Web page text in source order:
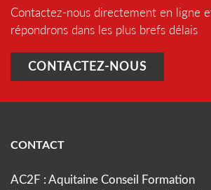
Contactez-nous directement en ligne
répondrons dans les plus brefs délais
CONTACTEZ-NOUS
CONTACT
AC2F : Aquitaine Conseil Formation